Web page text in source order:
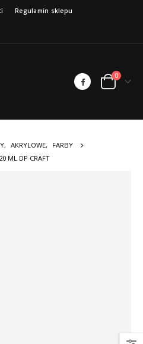
Regulamin sklepu
0
, AKRYLOWE,
FARBY
ML DP CRAFT